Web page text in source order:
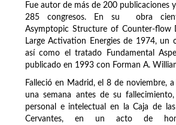
Fue autor de más de 200 publicaciones
285 congresos. En su obra
Asymptopic Structure of Counter-flow
Large Activation Energies de 1974, un
así como el tratado Fundamental
publicado en 1993 con Forman A.
Falleció en Madrid, el 8 de noviembre,
una semana antes de su
personal e intelectual en la Caja de
Cervantes, en un acto de